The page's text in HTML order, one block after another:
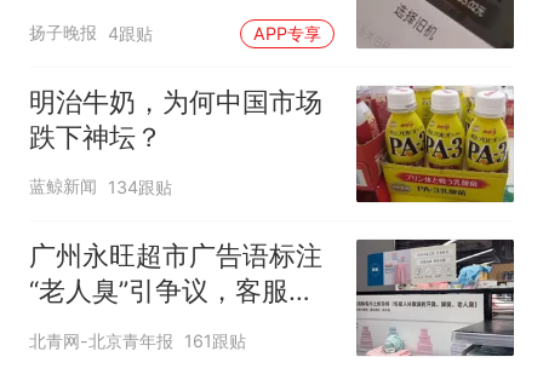
电！
扬子晚报 4跟贴 APP专享
明治牛奶，为何中国市场
跌下神坛？
蓝鲸新闻 134跟贴
广州永旺超市广告语标注
“老人臭”引争议，客服回
应
北青网-北京青年报 161跟贴